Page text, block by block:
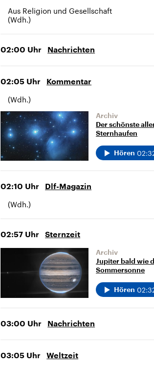
Aus Religion und Gesellschaft
(Wdh.)
02:00 Uhr Nachrichten
02:05 Uhr Kommentar
(Wdh.)
Archiv
Der schönste
Sternhaufen
Hören
02:10 Uhr Dlf-Magazin
(Wdh.)
02:57 Uhr Sternzeit
Archiv
Jupiter bald wie
Sommersonne
Hören
03:00 Uhr Nachrichten
03:05 Uhr Weltzeit